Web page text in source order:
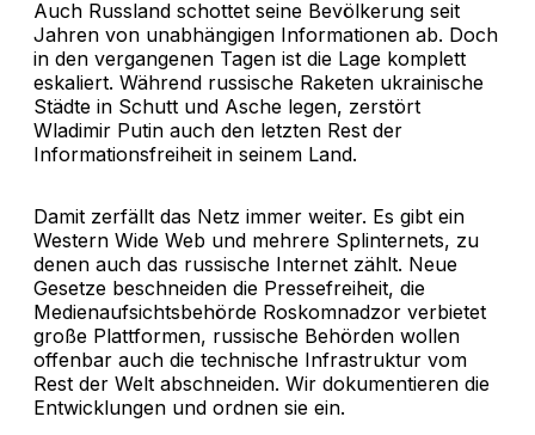
Auch Russland schottet seine Bevölkerung seit
Jahren von unabhängigen Informationen ab. Doch
in den vergangenen Tagen ist die Lage komplett
eskaliert. Während russische Raketen ukrainische
Städte in Schutt und Asche legen, zerstört
Wladimir Putin auch den letzten Rest der
Informationsfreiheit in seinem Land.
Damit zerfällt das Netz immer weiter. Es gibt ein
Western Wide Web und mehrere Splinternets, zu
denen auch das russische Internet zählt. Neue
Gesetze beschneiden die Pressefreiheit, die
Medienaufsichtsbehörde Roskomnadzor verbietet
große Plattformen, russische Behörden wollen
offenbar auch die technische Infrastruktur vom
Rest der Welt abschneiden. Wir dokumentieren die
Entwicklungen und ordnen sie ein.